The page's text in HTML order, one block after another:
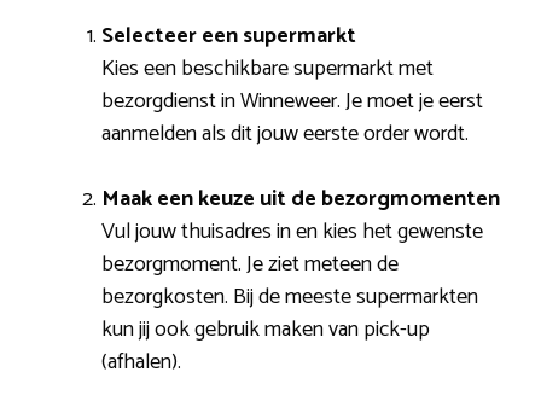
Selecteer een supermarkt
Kies een beschikbare supermarkt met
bezorgdienst in Winneweer. Je moet je eerst
aanmelden als dit jouw eerste order wordt.
Maak een keuze uit de bezorgmomenten
Vul jouw thuisadres in en kies het gewenste
bezorgmoment. Je ziet meteen de
bezorgkosten. Bij de meeste supermarkten
kun jij ook gebruik maken van pick-up
(afhalen).